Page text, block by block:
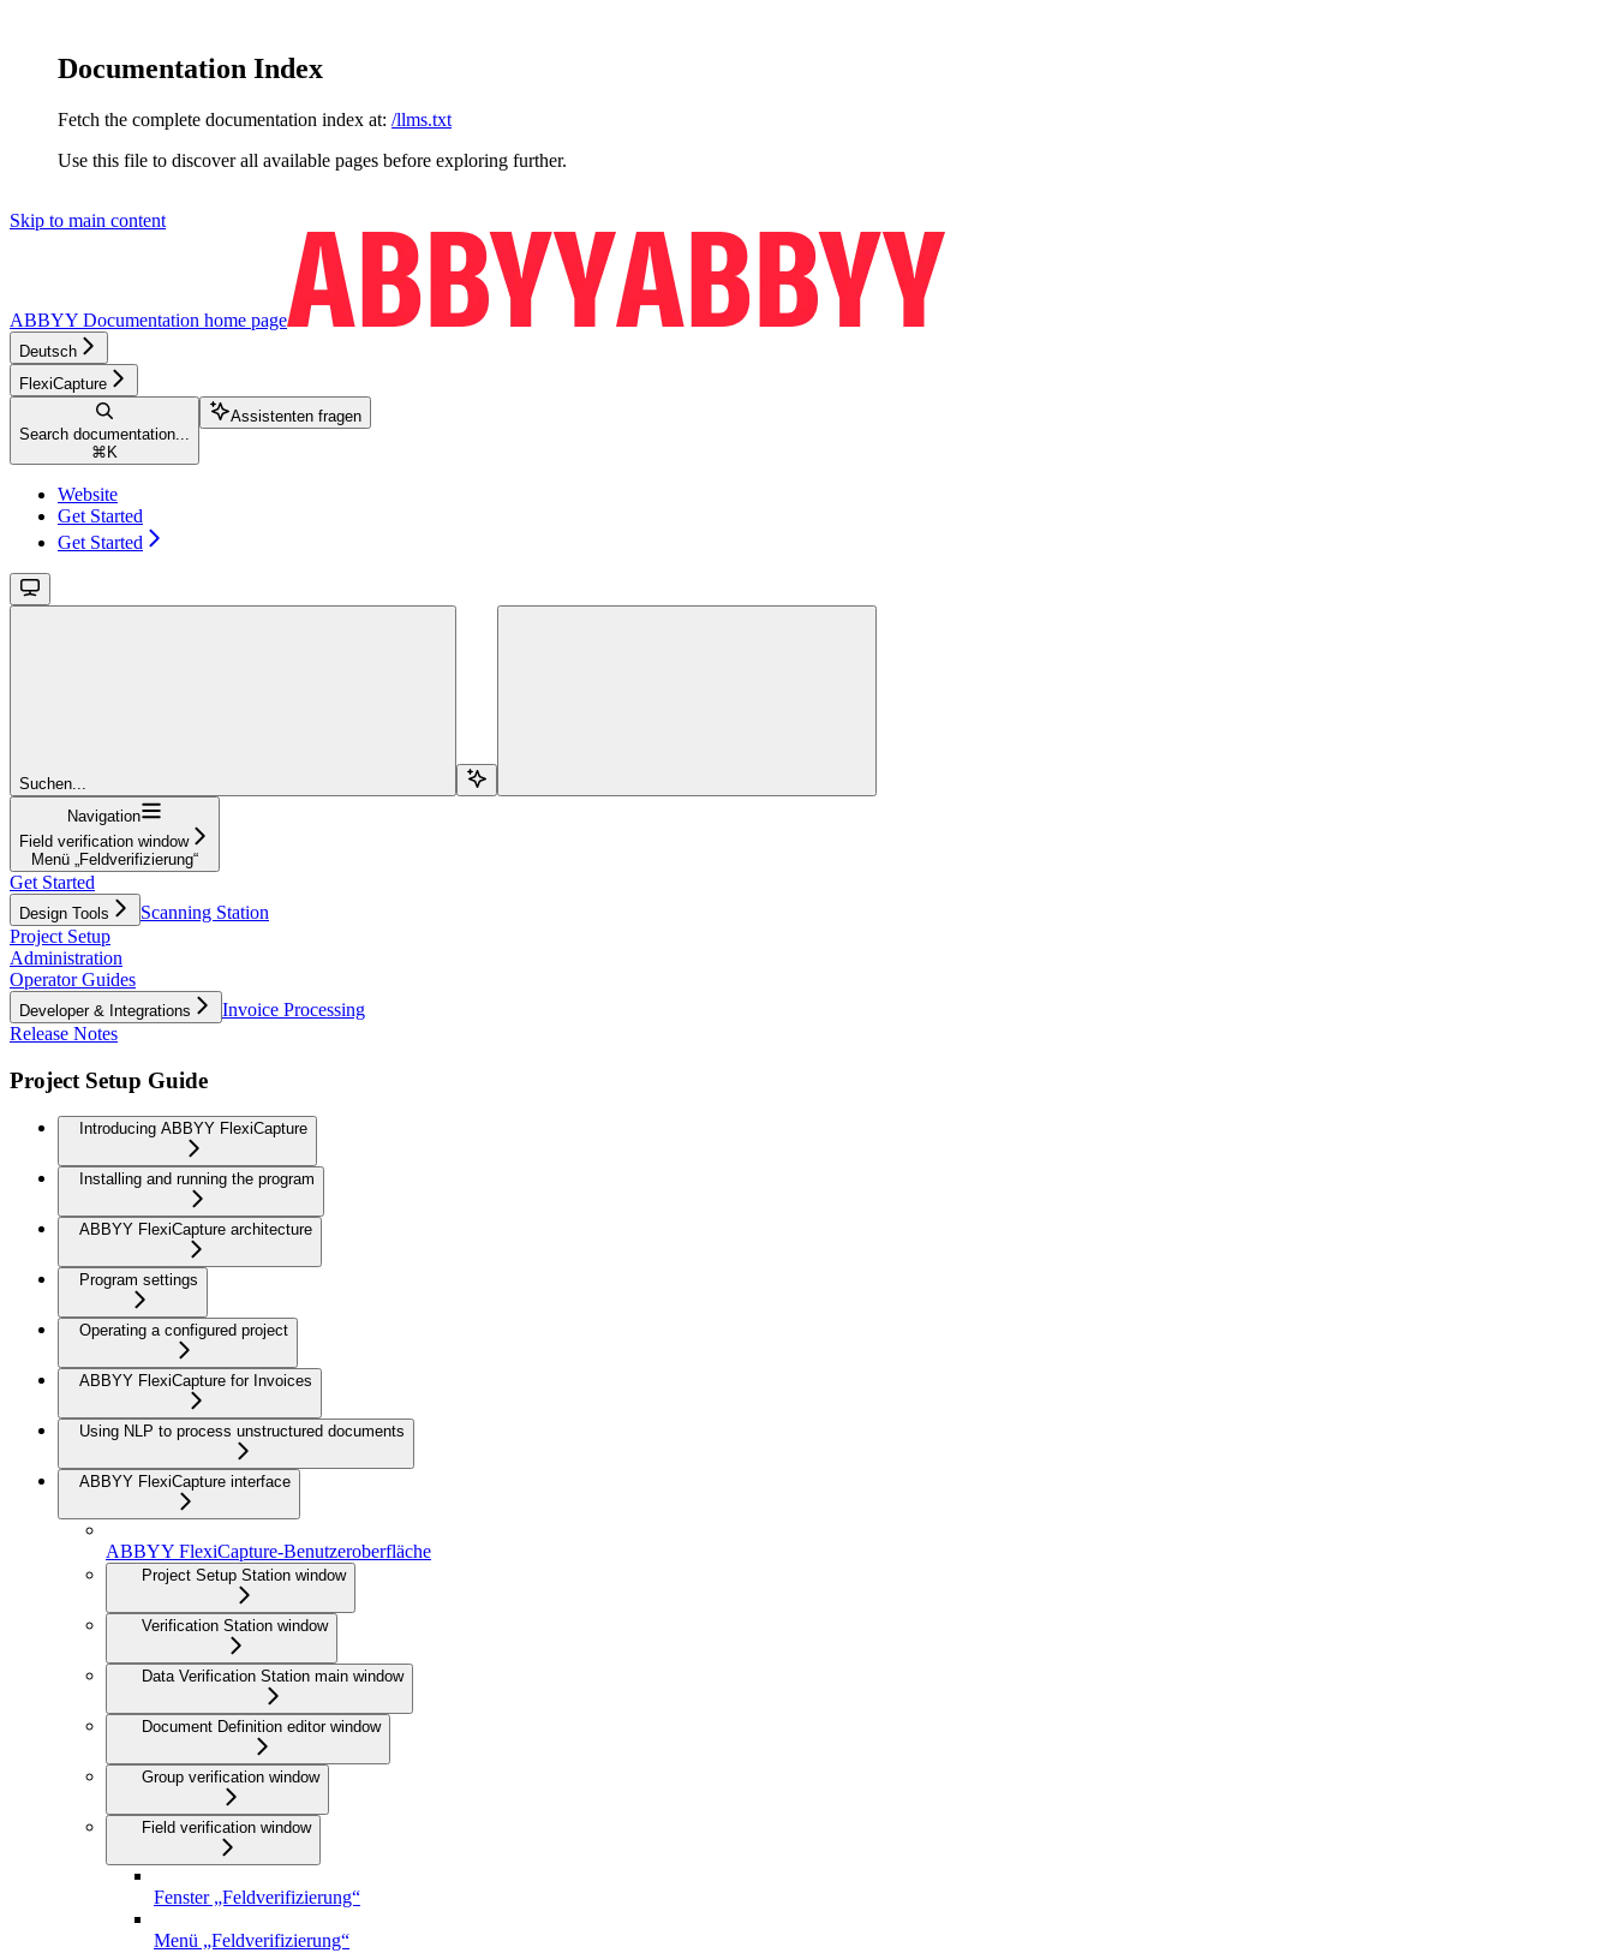
Documentation Index
Fetch the complete documentation index at: /llms.txt
Use this file to discover all available pages before exploring further.
Skip to main content
ABBYY Documentation home page
Deutsch
FlexiCapture
Search documentation...
⌘ K
Assistenten fragen
Website
Get Started
Get Started
Suchen...
Navigation
Field verification window
Menü „Feldverifizierung“
Get Started
Design Tools
Scanning Station
Project Setup
Administration
Operator Guides
Developer & Integrations
Invoice Processing
Release Notes
Project Setup Guide
Introducing ABBYY FlexiCapture
Installing and running the program
ABBYY FlexiCapture architecture
Program settings
Operating a configured project
ABBYY FlexiCapture for Invoices
Using NLP to process unstructured documents
ABBYY FlexiCapture interface
ABBYY FlexiCapture-Benutzeroberfläche
Project Setup Station window
Verification Station window
Data Verification Station main window
Document Definition editor window
Group verification window
Field verification window
Fenster „Feldverifizierung“
Menü „Feldverifizierung“